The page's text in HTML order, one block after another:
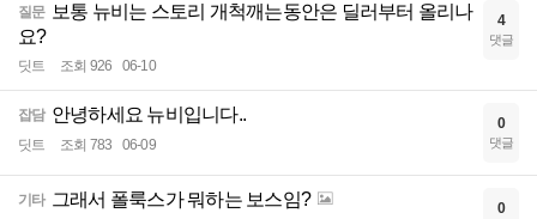
질문
보통 뉴비는 스토리 개척깨는동안은 딜러부터 올리나
요?
딧트 조회 926 06-10
4
댓글
잡담 안녕하세요 뉴비입니다..
딧트 조회 783 06-09
0
댓글
기타 그래서 폴룩스가 뭐하는 보스임? 0